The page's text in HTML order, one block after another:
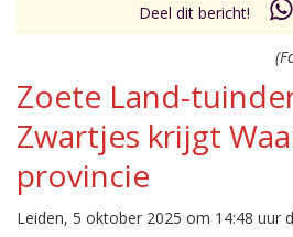
Deel dit bericht!
Zoete Land-
Zwartjes krijgt
provincie
Leiden, 5 oktober 2025 om 14:48 uur